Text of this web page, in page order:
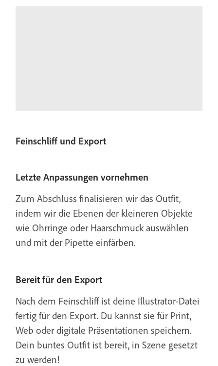
Feinschliff und Export
Letzte Anpassungen vornehmen
Zum Abschluss finalisieren wir das Outfit,
indem wir die Ebenen der kleineren Objekte
wie Ohrringe oder Haarschmuck auswählen
und mit der Pipette einfärben.
Bereit für den Export
Nach dem Feinschliff ist deine Illustrator-Datei
fertig für den Export. Du kannst sie für Print,
Web oder digitale Präsentationen speichern.
Dein buntes Outfit ist bereit, in Szene gesetzt
zu werden!